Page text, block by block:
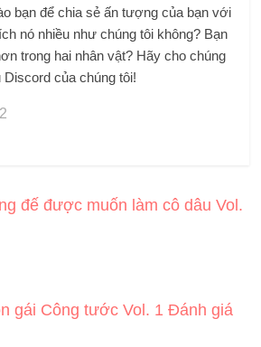
bạn để chia sẻ ấn tượng của bạn với
nó nhiều như chúng tôi không? Bạn
trong hai nhân vật? Hãy cho chúng
của chúng tôi!
đế được muốn làm cô dâu Vol.
gái Công tước Vol. 1 Đánh giá